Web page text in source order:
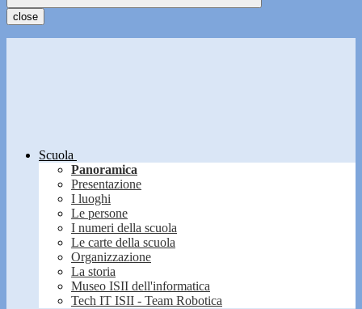
close
Scuola
Panoramica
Presentazione
I luoghi
Le persone
I numeri della scuola
Le carte della scuola
Organizzazione
La storia
Museo ISII dell'informatica
Tech IT ISII - Team Robotica